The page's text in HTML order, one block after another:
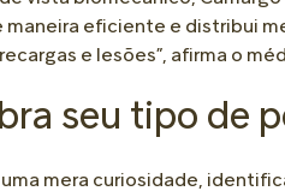
maneira eficiente e distribui
e lesões”, afirma o
seu tipo de
uma mera curiosidade,